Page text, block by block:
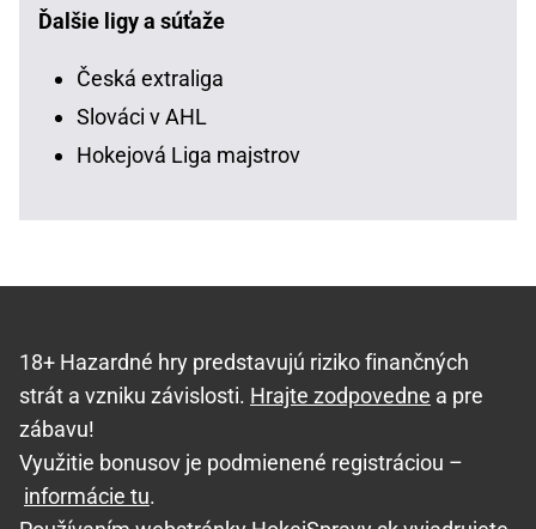
Ďalšie ligy a súťaže
Česká extraliga
Slováci v AHL
Hokejová Liga majstrov
18+ Hazardné hry predstavujú riziko finančných
strát a vzniku závislosti. Hrajte zodpovedne a pre
zábavu!
Využitie bonusov je podmienené registráciou –
informácie tu.